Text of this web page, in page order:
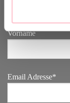
Melde dich an zu
Vorname
Email Adresse*